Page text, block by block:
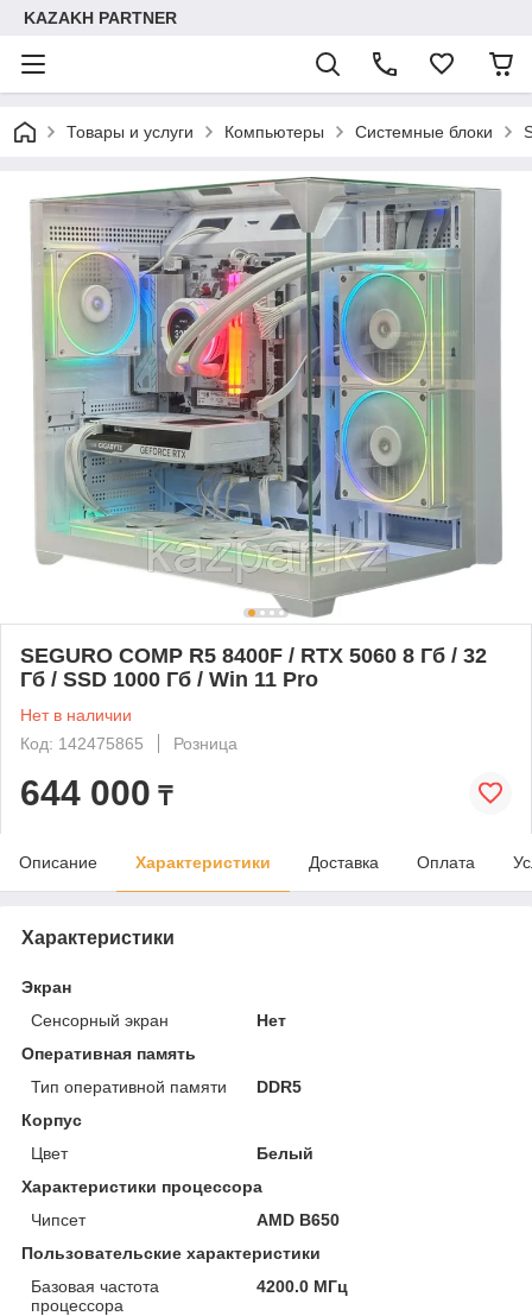
KAZAKH PARTNER
Товары и услуги Компьютеры Системные блоки
SEGURO COMP R5 8400F / RTX 5060 8 Гб / 32
Гб / SSD 1000 Гб / Win 11 Pro
Нет в наличии
Код: 142475865
Розница
644 000 ₸
Описание Характеристики Доставка Оплата
Характеристики
Экран
Сенсорный экран
Нет
Оперативная память
Тип оперативной памяти
DDR5
Корпус
Цвет
Белый
Характеристики процессора
Чипсет
AMD B650
Пользовательские характеристики
Базовая частота
процессора
4200.0 МГц